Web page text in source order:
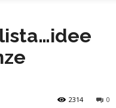
0
2314